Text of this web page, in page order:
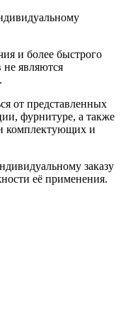
и более быстрого
не являются
от представленных
фурнитуре, а также
комплектующих и
заказу
её применения.